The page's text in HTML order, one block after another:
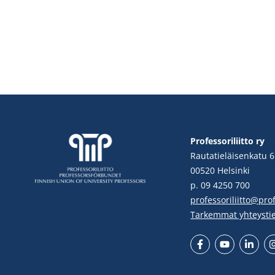
Professoriliitto ry
Rautatieläisenkatu 6
00520 Helsinki
p. 09 4250 700
Tarkemmat